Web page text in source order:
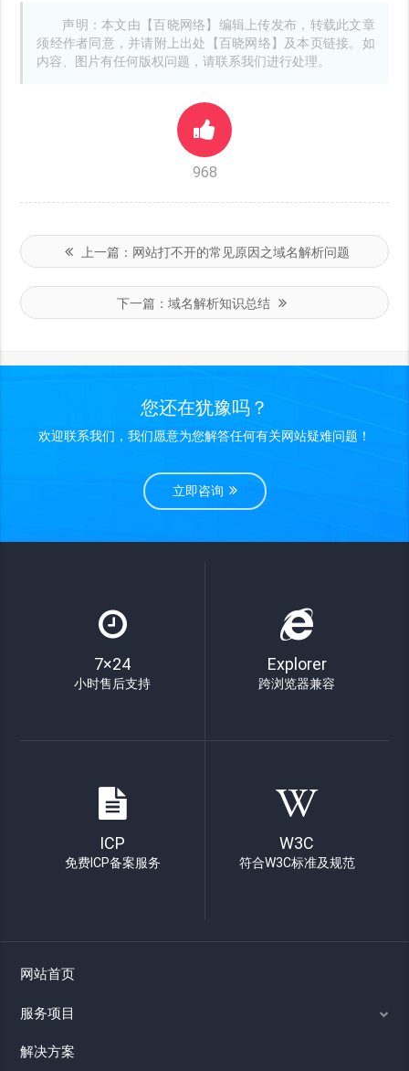
声明：本文由【百晓网络】编辑上传发布，转载此文章
须经作者同意，并请附上出处【百晓网络】及本页链接。如
内容、图片有任何版权问题，请联系我们进行处理。
968
上一篇： 网站打不开的常见原因之域名解析问题
下一篇：域名解析知识总结
您还在犹豫吗？
欢迎联系我们，我们愿意为您解答任何有关网站疑难问题！
立即咨询
7×24
小时售后支持
Explorer
跨浏览器兼容
ICP
免费ICP备案服务
W3C
符合W3C标准及规范
网站首页
服务项目
解决方案